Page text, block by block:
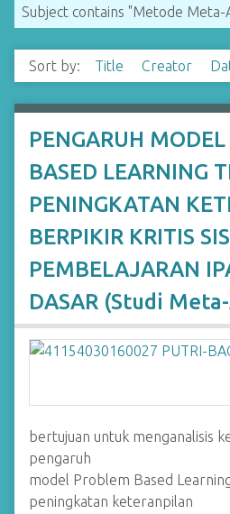
Subject contains "Metode Meta-
Sort by: Title Creator
PENGARUH
BASED LEARNING
PENINGKATAN
BERPIKIR KRITIS
PEMBELAJARAN
DASAR (Studi
bertujuan untuk menganalisis
pengaruh
model Problem Based
peningkatan keteranpilan